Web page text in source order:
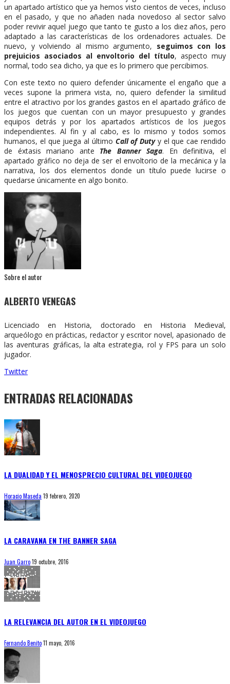
un apartado artístico que ya hemos visto cientos de veces, incluso
en el pasado, y que no añaden nada novedoso al sector salvo
poder revivir aquel juego que tanto te gusto a los diez años, pero
adaptado a las características de los ordenadores actuales. De
nuevo, y volviendo al mismo argumento, seguimos con los
prejuicios asociados al envoltorio del título, aspecto muy
normal, todo sea dicho, ya que es lo primero que percibimos.
Con este texto no quiero defender únicamente el engaño que a
veces supone la primera vista, no, quiero defender la similitud
entre el atractivo por los grandes gastos en el apartado gráfico de
los juegos que cuentan con un mayor presupuesto y grandes
equipos detrás y por los apartados artísticos de los juegos
independientes. Al fin y al cabo, es lo mismo y todos somos
humanos, el que juega al último Call of Duty y el que cae rendido
de éxtasis mariano ante The Banner Saga. En definitiva, el
apartado gráfico no deja de ser el envoltorio de la mecánica y la
narrativa, los dos elementos donde un título puede lucirse o
quedarse únicamente en algo bonito.
Sobre el autor
ALBERTO VENEGAS
Licenciado en Historia, doctorado en Historia Medieval,
arqueólogo en prácticas, redactor y escritor novel, apasionado de
las aventuras gráficas, la alta estrategia, rol y FPS para un solo
jugador.
Twitter
ENTRADAS RELACIONADAS
LA DUALIDAD Y EL MENOSPRECIO CULTURAL DEL VIDEOJUEGO
Horacio Maseda 19 febrero, 2020
LA CARAVANA EN THE BANNER SAGA
Juan Garro19 octubre, 2016
LA RELEVANCIA DEL AUTOR EN EL VIDEOJUEGO
Fernando Benito11 mayo, 2016